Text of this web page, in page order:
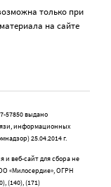
только при
на сайте
57850 выдано
информационных
25.04.2014 г.
и веб-сайт для сбора не
«Милосердие», ОГРН
(140), (171)